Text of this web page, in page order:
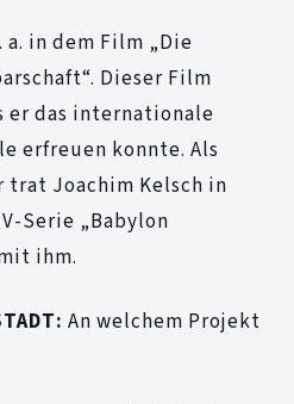
a. in dem Film „Die
Dieser Film
er das internationale
erfreuen konnte. Als
trat Joachim Kelsch in
Serie „Babylon
ihm.
An welchem Projekt